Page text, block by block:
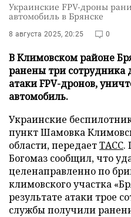
Украинские FPV-дроны
автомобиль в Брянске
8 августа 2025, 20:25 0
В Климовском районе
ранены три сотрудника
атаки FPV-дронов,
автомобиль.
Украинские
пункт Шамовка
области, передаетТАСС.
Богомаз сообщил, что
целенаправленно по
климовского участка
результате атаки трое
службы получили